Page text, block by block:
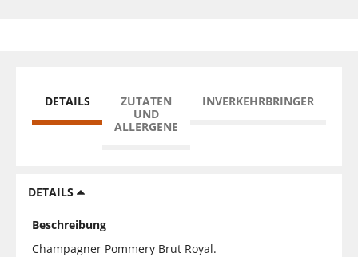
DETAILS
ZUTATEN
UND
ALLERGENE
INVERKEHRBRINGER
DETAILS
Beschreibung
Champagner Pommery Brut Royal.